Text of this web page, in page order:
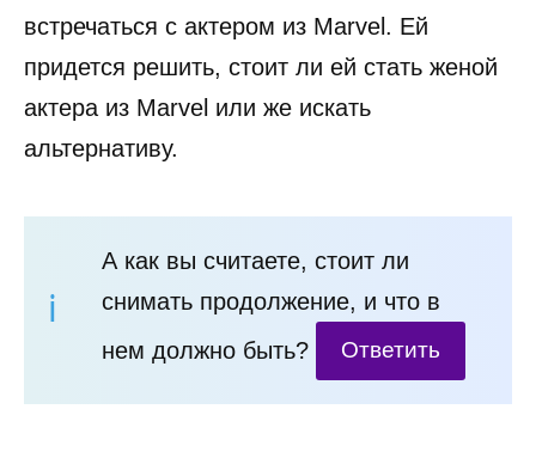
встречаться с актером из Marvel. Ей
придется решить, стоит ли ей стать женой
актера из Marvel или же искать
альтернативу.
А как вы считаете, стоит ли
снимать продолжение, и что в
нем должно быть?
Ответить